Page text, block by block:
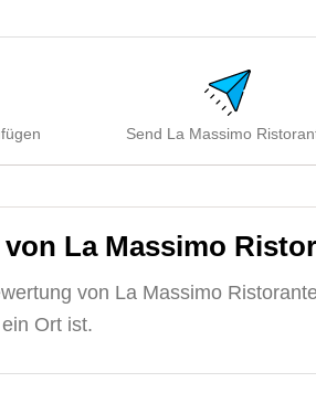
Send La Massimo
La Massimo
von La Massimo
Ort ist.